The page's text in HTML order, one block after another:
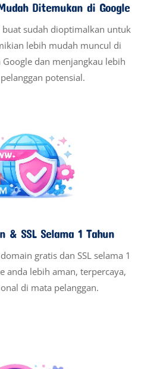
Ditemukan di Google
buat sudah dioptimalkan untuk
lebih mudah muncul di
dan menjangkau lebih
potensial.
& SSL Selama 1 Tahun
gratis dan SSL selama 1
anda lebih aman, terpercaya,
di mata pelanggan.